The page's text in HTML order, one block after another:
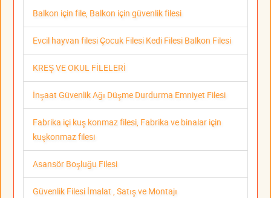
Balkon için file, Balkon için güvenlik filesi
Evcil hayvan filesi Çocuk Filesi Kedi Filesi Balkon Filesi
KREŞ VE OKUL FİLELERİ
İnşaat Güvenlik Ağı Düşme Durdurma Emniyet Filesi
Fabrika içi kuş konmaz filesi, Fabrika ve binalar için
kuşkonmaz filesi
Asansör Boşluğu Filesi
Güvenlik Filesi İmalat , Satış ve Montajı